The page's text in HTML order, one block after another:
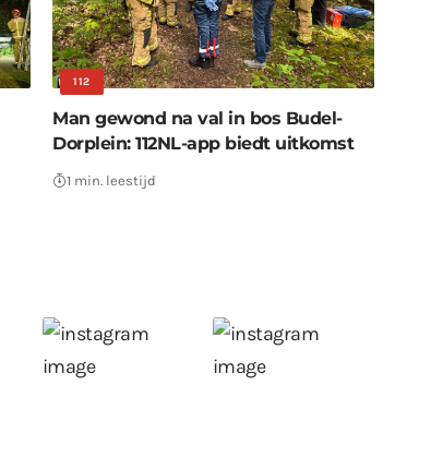
112
Man gewond na val in bos Budel-
Dorplein: 112NL-app biedt uitkomst
1 min. leestijd